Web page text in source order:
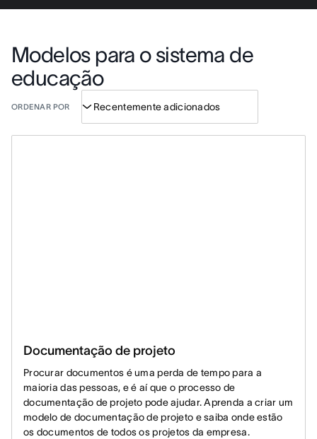
Modelos para o sistema de
educação
ORDENAR POR
Documentação de projeto
Procurar documentos é uma perda de tempo para a
maioria das pessoas, e é aí que o processo de
documentação de projeto pode ajudar. Aprenda a criar um
modelo de documentação de projeto e saiba onde estão
os documentos de todos os projetos da empresa.